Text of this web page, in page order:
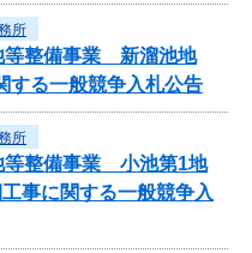
所
等整備事業 新溜池地
る一般競争入札公告
所
等整備事業 小池第1地
事に関する一般競争入